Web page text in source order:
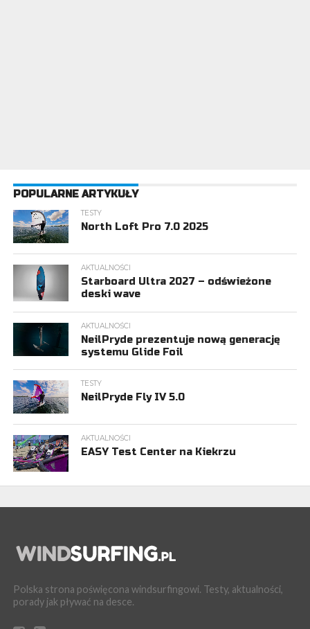
POPULARNE ARTYKUŁY
TESTY
North Loft Pro 7.0 2025
AKTUALNOŚCI
Starboard Ultra 2027 – odświeżone
deski wave
AKTUALNOŚCI
NeilPryde prezentuje nową generację
systemu Glide Foil
TESTY
NeilPryde Fly IV 5.0
AKTUALNOŚCI
EASY Test Center na Kiekrzu
Polska strona poświęcona windsurfingowi. Testy, aktualności,
porady jak pływać na desce.